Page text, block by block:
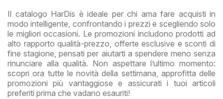
Il catalogo HarDis è ideale per chi ama fare acquisti in
modo intelligente, confrontando i prezzi e scegliendo solo
le migliori occasioni. Le promozioni includono prodotti ad
alto rapporto qualità-prezzo, offerte esclusive e sconti di
fine stagione, pensati per aiutarti a spendere meno senza
rinunciare alla qualità. Non aspettare l’ultimo momento:
scopri ora tutte le novità della settimana, approfitta delle
promozioni più vantaggiose e assicurati i tuoi articoli
preferiti prima che vadano esauriti!